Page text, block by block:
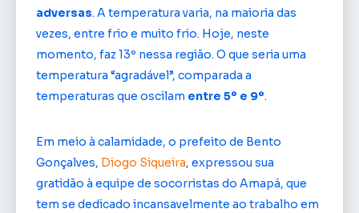
adversas. A temperatura varia, na maioria das
vezes, entre frio e muito frio. Hoje, neste
momento, faz 13º nessa região. O que seria uma
temperatura “agradável”, comparada a
temperaturas que oscilam entre 5º e 9º.
Em meio à calamidade, o prefeito de Bento
Gonçalves, Diogo Siqueira, expressou sua
gratidão à equipe de socorristas do Amapá, que
tem se dedicado incansavelmente ao trabalho em